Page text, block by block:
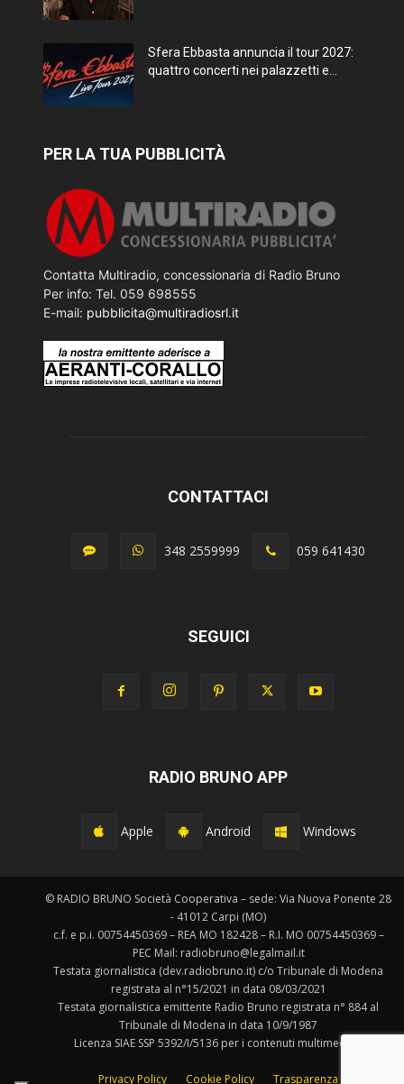
Sfera Ebbasta annuncia il tour 2027:
quattro concerti nei palazzetti e...
PER LA TUA PUBBLICITÀ
Contatta Multiradio, concessionaria di Radio Bruno
Per info: Tel. 059 698555
E-mail: pubblicita@multiradiosrl.it
CONTATTACI
348 2559999 059 641430
SEGUICI
RADIO BRUNO APP
Apple Android Windows
© RADIO BRUNO Società Cooperativa – sede: Via Nuova Ponente 28
- 41012 Carpi (MO)
c.f. e p.i. 00754450369 – REA MO 182428 – R.I. MO 00754450369 –
PEC Mail: radiobruno@legalmail.it
Testata giornalistica (dev.radiobruno.it) c/o Tribunale di Modena
registrata al n°15/2021 in data 08/03/2021
Testata giornalistica emittente Radio Bruno registrata n° 884 al
Tribunale di Modena in data 10/9/1987
Licenza SIAE SSP 5392/I/5136 per i contenuti multimediali.
Privacy Policy Cookie Policy Trasparenza